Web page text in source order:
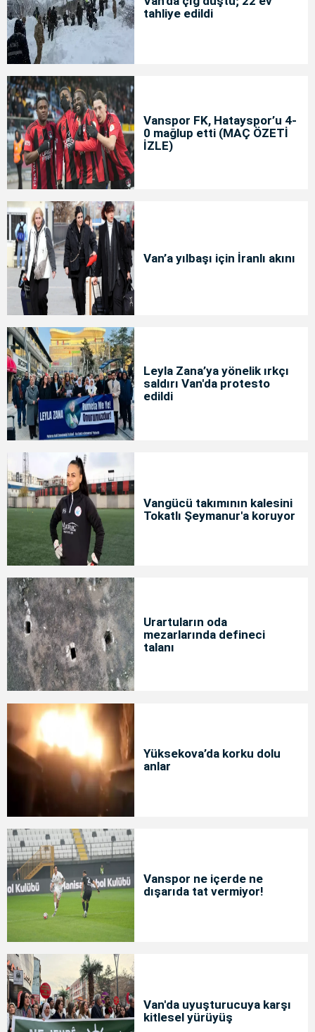
tahliye edildi
Vanspor FK, Hatayspor’u 4-
0 mağlup etti (MAÇ ÖZETİ
İZLE)
Van’a yılbaşı için İranlı akını
Leyla Zana’ya yönelik ırkçı
saldırı Van'da protesto
edildi
Vangücü takımının kalesini
Tokatlı Şeymanur'a koruyor
Urartuların oda
mezarlarında defineci
talanı
Yüksekova’da korku dolu
anlar
Vanspor ne içerde ne
dışarıda tat vermiyor!
Van'da uyuşturucuya karşı
kitlesel yürüyüş